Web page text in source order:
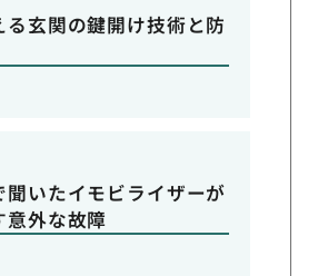
る玄関の鍵開け技術と防
聞いたイモビライザーが
意外な故障